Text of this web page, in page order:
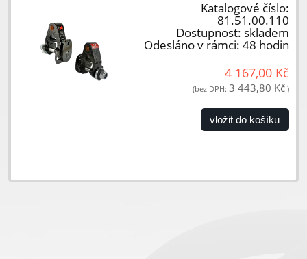
Katalogové číslo:
81.51.00.110
Dostupnost: skladem
Odesláno v rámci: 48 hodin
4 167,00 Kč
(bez DPH: 3 443,80 Kč )
vložit do košíku